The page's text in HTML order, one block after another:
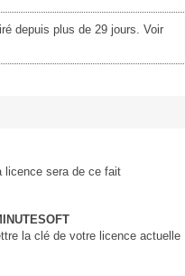
depuis plus de 29 jours. Voir
licence sera de ce fait
la clé de votre licence actuelle